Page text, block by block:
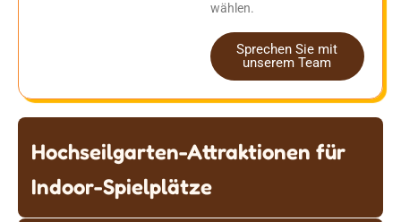
wählen.
Sprechen Sie mit
unserem Team
Hochseilgarten-Attraktionen für
Indoor-Spielplätze